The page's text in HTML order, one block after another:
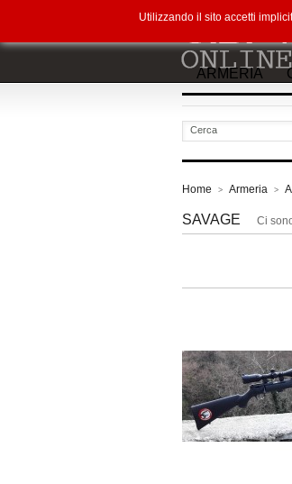
ARMERIA
Home > Armeria >
SAVAGE Ci
Utilizzando il sito accetti